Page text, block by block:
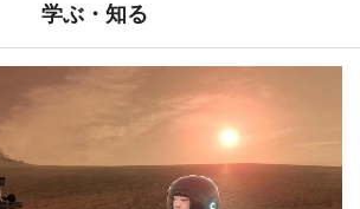
学ぶ・知る